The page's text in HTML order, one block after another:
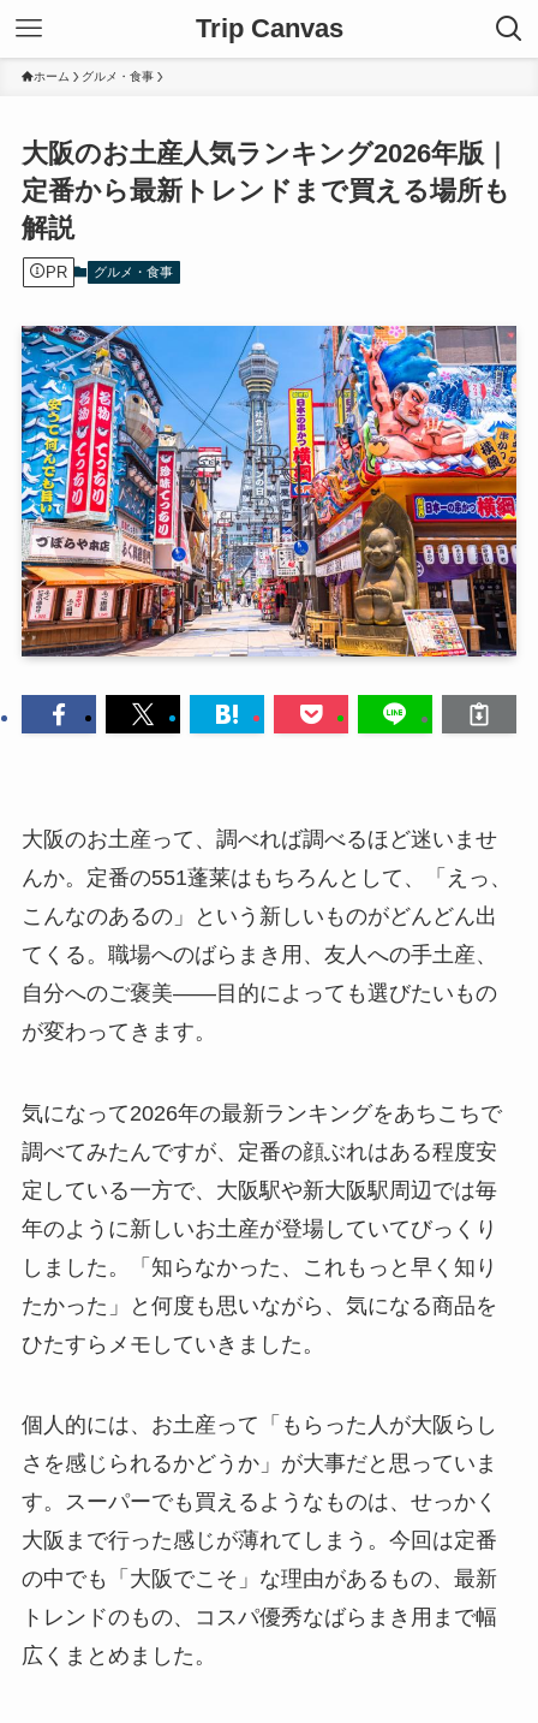
Trip Canvas
ホーム グルメ・食事
大阪のお土産人気ランキング2026年版｜
定番から最新トレンドまで買える場所も
解説
PR グルメ・食事
大阪のお土産って、調べれば調べるほど迷いませ
んか。定番の551蓬莱はもちろんとして、「えっ、
こんなのあるの」という新しいものがどんどん出
てくる。職場へのばらまき用、友人への手土産、
自分へのご褒美——目的によっても選びたいもの
が変わってきます。
気になって2026年の最新ランキングをあちこちで
調べてみたんですが、定番の顔ぶれはある程度安
定している一方で、大阪駅や新大阪駅周辺では毎
年のように新しいお土産が登場していてびっくり
しました。「知らなかった、これもっと早く知り
たかった」と何度も思いながら、気になる商品を
ひたすらメモしていきました。
個人的には、お土産って「もらった人が大阪らし
さを感じられるかどうか」が大事だと思っていま
す。スーパーでも買えるようなものは、せっかく
大阪まで行った感じが薄れてしまう。今回は定番
の中でも「大阪でこそ」な理由があるもの、最新
トレンドのもの、コスパ優秀なばらまき用まで幅
広くまとめました。